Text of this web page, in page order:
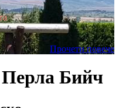
Прочети повече
Бийч